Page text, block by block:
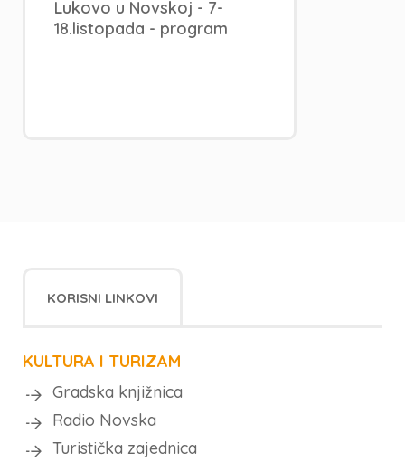
Lukovo u Novskoj - 7-
18.listopada - program
KORISNI LINKOVI
KULTURA I TURIZAM
Gradska knjižnica
Radio Novska
Turistička zajednica